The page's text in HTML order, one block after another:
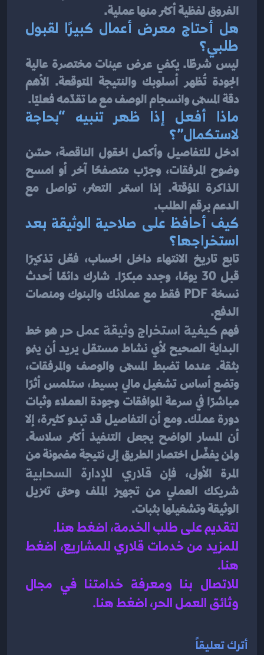
الفروق لفظية أكثر منها عملية.
طلبي؟
دقة المسمّى وانسجام الوصف مع ما تقدّمه فعليًا.
لاستكمال”؟
الدعم برقم الطلب.
استخراجها؟
الدفع.
فهم كيفية استخراج وثيقة عمل حر
دورة عملك. ومع أن التفاصيل قد تبدو كثيرة، إلا
المرة الأولى، فإن قلاري للإدارة السحابية
الوثيقة وتشغيلها بثبات.
لتقديم على طلب الخدمة، اضغط هنا.
هنا.
وثائق العمل الحر، اضغط هنا.
أترك تعليقاً